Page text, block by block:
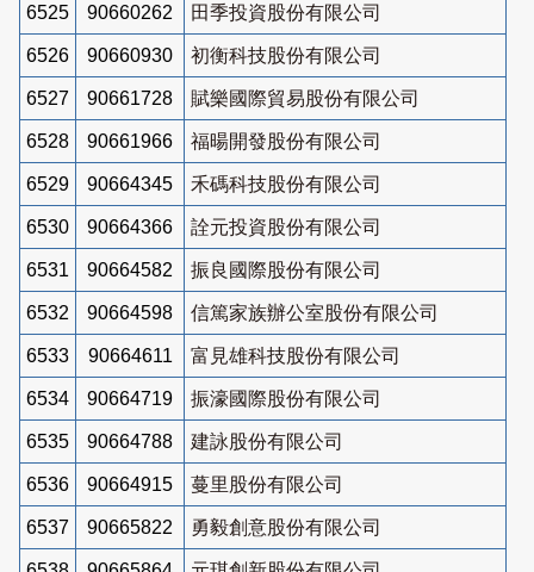
6525 90660262 田季投資股份有限公司
6526 90660930 初衡科技股份有限公司
6527 90661728 賦樂國際貿易股份有限公司
6528 90661966 福暘開發股份有限公司
6529 90664345 禾碼科技股份有限公司
6530 90664366 詮元投資股份有限公司
6531 90664582 振良國際股份有限公司
6532 90664598 信篤家族辦公室股份有限公司
6533 90664611 富見雄科技股份有限公司
6534 90664719 振濠國際股份有限公司
6535 90664788 建詠股份有限公司
6536 90664915 蔓里股份有限公司
6537 90665822 勇毅創意股份有限公司